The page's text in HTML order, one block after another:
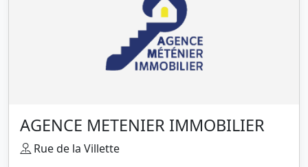
AGENCE METENIER IMMOBILIER
Rue de la Villette